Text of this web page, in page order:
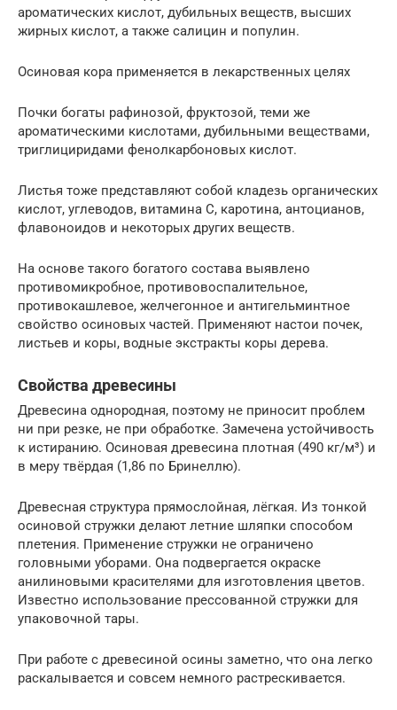
ароматических кислот, дубильных веществ, высших
жирных кислот, а также салицин и популин.
Осиновая кора применяется в лекарственных целях
Почки богаты рафинозой, фруктозой, теми же
ароматическими кислотами, дубильными веществами,
триглициридами фенолкарбоновых кислот.
Листья тоже представляют собой кладезь органических
кислот, углеводов, витамина С, каротина, антоцианов,
флавоноидов и некоторых других веществ.
На основе такого богатого состава выявлено
противомикробное, противовоспалительное,
противокашлевое, желчегонное и антигельминтное
свойство осиновых частей. Применяют настои почек,
листьев и коры, водные экстракты коры дерева.
Свойства древесины
Древесина однородная, поэтому не приносит проблем
ни при резке, не при обработке. Замечена устойчивость
к истиранию. Осиновая древесина плотная (490 кг/м³) и
в меру твёрдая (1,86 по Бринеллю).
Древесная структура прямослойная, лёгкая. Из тонкой
осиновой стружки делают летние шляпки способом
плетения. Применение стружки не ограничено
головными уборами. Она подвергается окраске
анилиновыми красителями для изготовления цветов.
Известно использование прессованной стружки для
упаковочной тары.
При работе с древесиной осины заметно, что она легко
раскалывается и совсем немного растрескивается.